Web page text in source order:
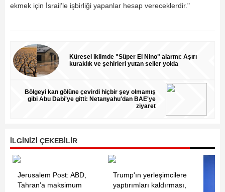
ekmek için İsrail’le işbirliği yapanlar hesap vereceklerdir."
Küresel iklimde "Süper El Nino" alarmı: Aşırı
kuraklık ve şehirleri yutan seller yolda
Bölgeyi kan gölüne çevirdi hiçbir şey olmamış
gibi Abu Dabi'ye gitti: Netanyahu'dan BAE'ye
ziyaret
İLGİNİZİ ÇEKEBİLİR
Jerusalem Post: ABD,
Tahran’a maksimum
Trump'ın yerleşimcilere
yaptırımları kaldırması,